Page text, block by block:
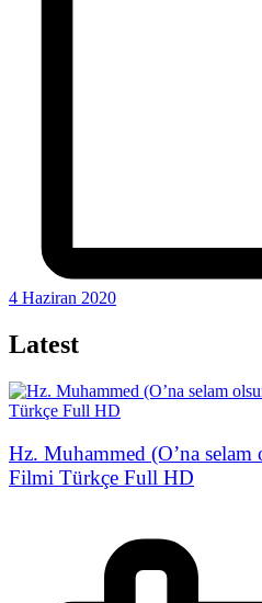
4 Haziran 2020
Latest
Hz. Muhammed (O’na selam
Filmi Türkçe Full HD